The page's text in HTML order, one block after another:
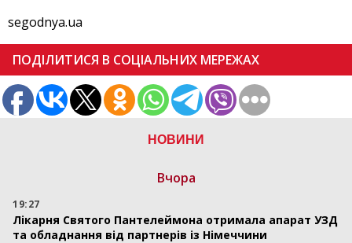
НОВИНИ
Вчора
19:27
Лікарня Святого Пантелеймона отримала апарат УЗД
та обладнання від партнерів із Німеччини
segodnya.ua
ПОДІЛИТИСЯ В СОЦІАЛЬНИХ МЕРЕЖАХ